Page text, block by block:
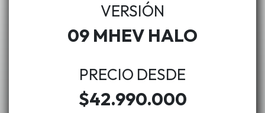
VERSIÓN
09 MHEV HALO
PRECIO DESDE
$42.990.000